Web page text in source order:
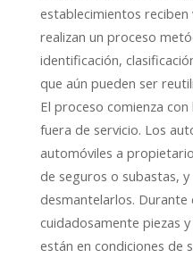
establecimientos reciben
realizan un proceso
identificación,
que aún pueden ser
El proceso comienza
fuera de servicio. Los
automóviles a
de seguros o subastas,
desmantelarlos.
cuidadosamente piezas
están en condiciones de